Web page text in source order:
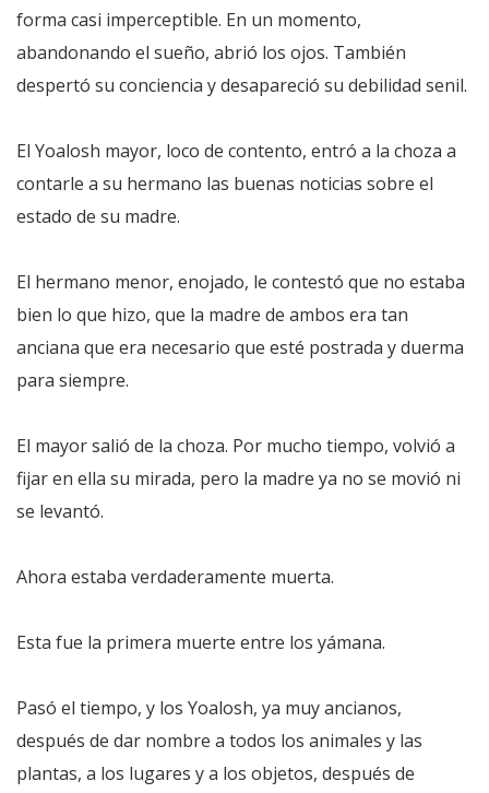
forma casi imperceptible. En un momento,
abandonando el sueño, abrió los ojos. También
despertó su conciencia y desapareció su debilidad senil.
El Yoalosh mayor, loco de contento, entró a la choza a
contarle a su hermano las buenas noticias sobre el
estado de su madre.
El hermano menor, enojado, le contestó que no estaba
bien lo que hizo, que la madre de ambos era tan
anciana que era necesario que esté postrada y duerma
para siempre.
El mayor salió de la choza. Por mucho tiempo, volvió a
fijar en ella su mirada, pero la madre ya no se movió ni
se levantó.
Ahora estaba verdaderamente muerta.
Esta fue la primera muerte entre los yámana.
Pasó el tiempo, y los Yoalosh, ya muy ancianos,
después de dar nombre a todos los animales y las
plantas, a los lugares y a los objetos, después de